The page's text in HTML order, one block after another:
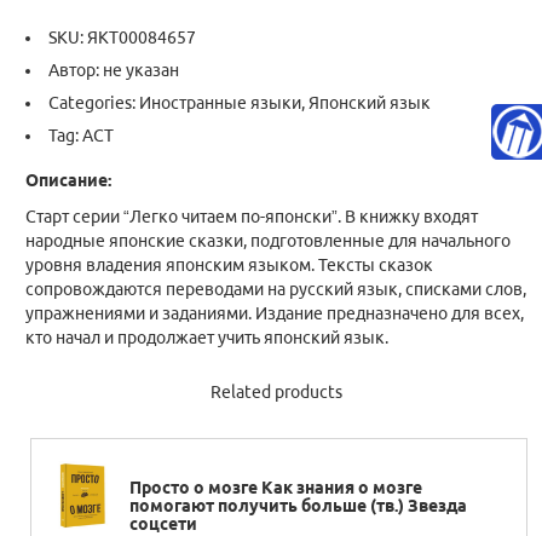
SKU:ЯКТ00084657
Автор: не указан
Categories: Иностранные языки,Японский язык
Tag:АСТ
Описание:
Старт серии “Легко читаем по-японски”. В книжку входят
народные японские сказки, подготовленные для начального
уровня владения японским языком. Тексты сказок
сопровождаются переводами на русский язык, списками слов,
упражнениями и заданиями. Издание предназначено для всех,
кто начал и продолжает учить японский язык.
Related products
Просто о мозге Как знания о мозге
помогают получить больше (тв.) Звезда
соцсети